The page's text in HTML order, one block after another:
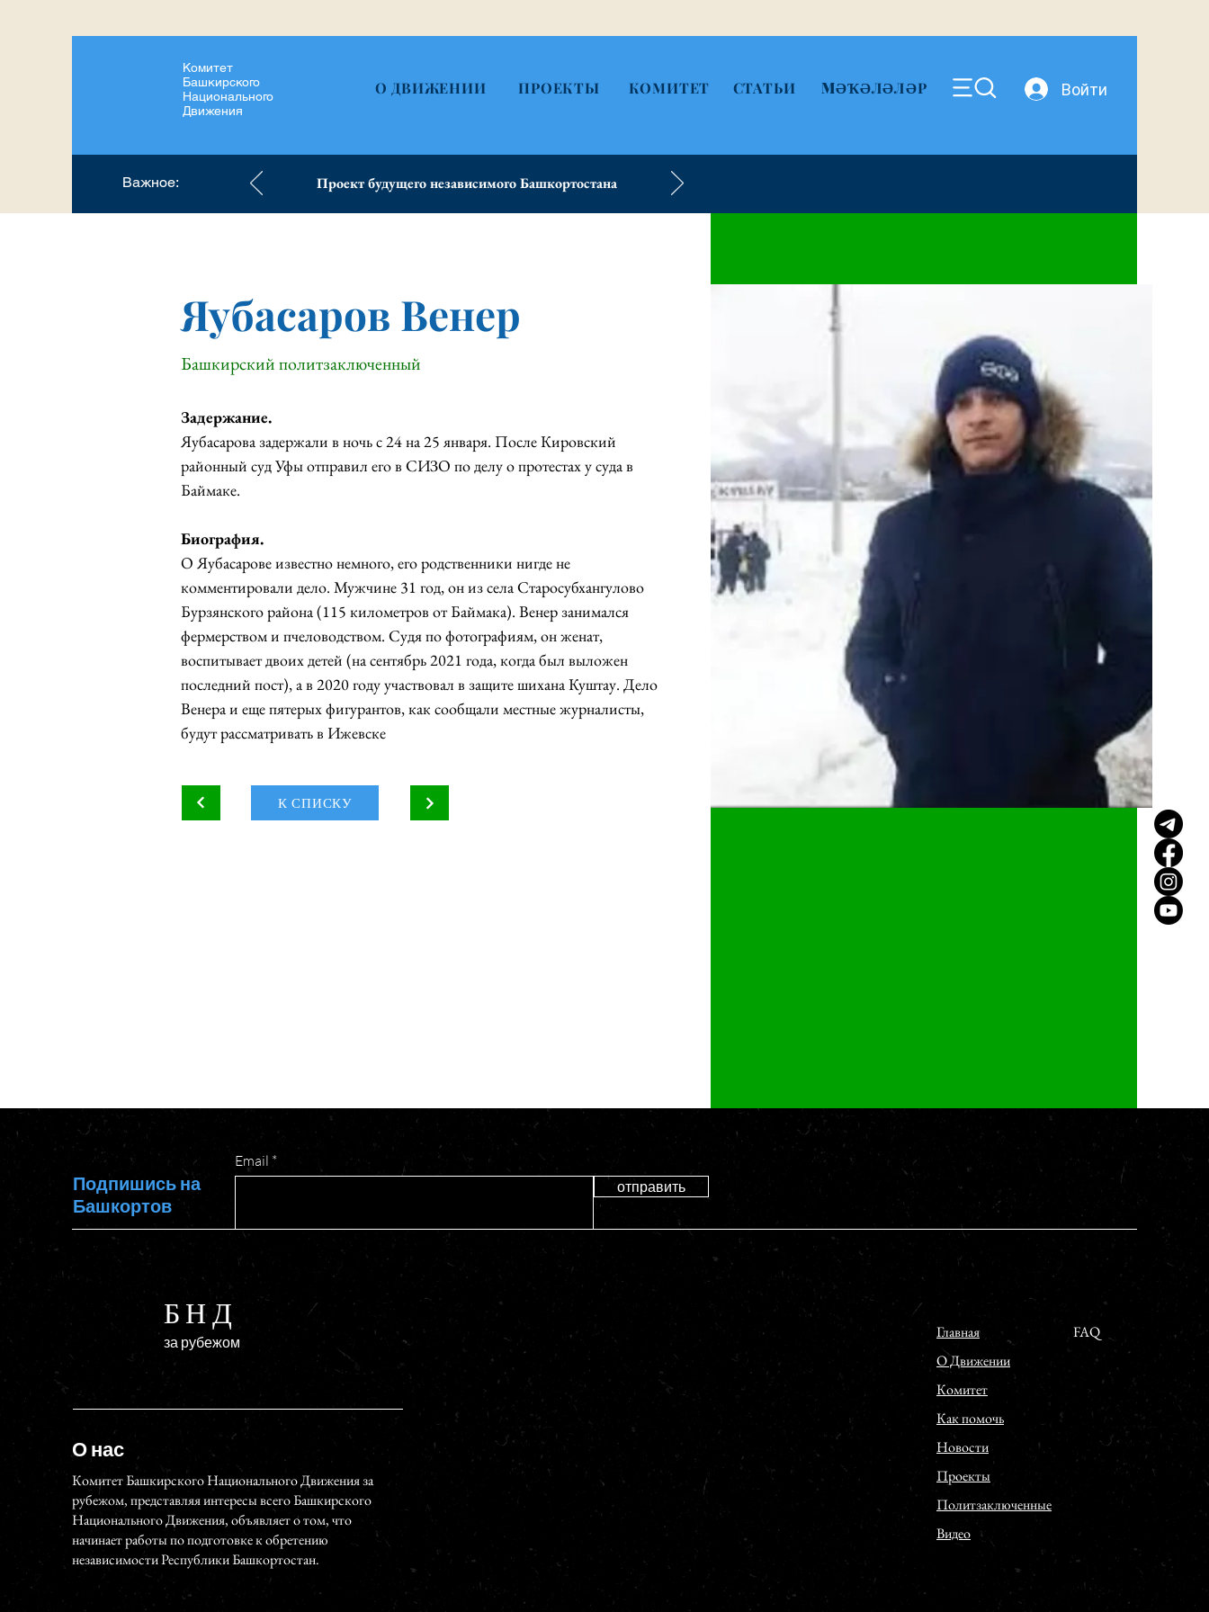
Комитет
Башкирского
Национального
Движения
О ДВИЖЕНИИ ПРОЕКТЫ КОМИТЕТ СТАТЬИ MӘҠӘЛӘЛӘР Войти
Важное: Проект будущего независимого Башкортостана
Яубасаров Венер
Башкирский политзаключенный
Задержание.
Яубасарова задержали в ночь с 24 на 25 января. После Кировский
районный суд Уфы отправил его в СИЗО по делу о протестах у суда в
Баймаке.
Биография.
О Яубасарове известно немного, его родственники нигде не
комментировали дело. Мужчине 31 год, он из села Старосубхангулово
Бурзянского района (115 километров от Баймака). Венер занимался
фермерством и пчеловодством. Судя по фотографиям, он женат,
воспитывает двоих детей (на сентябрь 2021 года, когда был выложен
последний пост), а в 2020 году участвовал в защите шихана Куштау. Дело
Венера и еще пятерых фигурантов, как сообщали местные журналисты,
будут рассматривать в Ижевске
К СПИСКУ
Подпишись на
Башкортов
Email
отправить
БНД
за рубежом
О нас
Комитет Башкирского Национального Движения за
рубежом, представляя интересы всего Башкирского
Национального Движения, объявляет о том, что
начинает работы по подготовке к обретению
независимости Республики Башкортостан.
Главная
О Движении
Комитет
Как помочь
Новости
Проекты
Политзаключенные
Видео
FAQ